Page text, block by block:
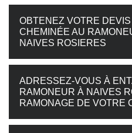
OBTENEZ VOTRE
CHEMINÉE AU
NAIVES ROSIERES
ADRESSEZ-VOUS À
RAMONEUR À NAIVES
RAMONAGE DE VOTRE